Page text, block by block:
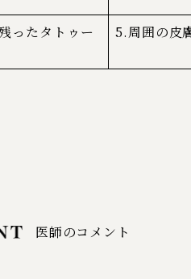
ったタトゥー
5.周囲の皮
医師のコメント